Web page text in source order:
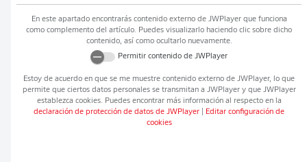
En este apartado encontrarás contenido externo de JWPlayerque funciona
como complemento del artículo. Puedes visualizarlo haciendo clic sobre dicho
contenido, así como ocultarlo nuevamente.
Permitir contenido de JWPlayer
Estoy de acuerdo en que se me muestre contenido externo de JWPlayer, lo que
permite que ciertos datos personales se transmitan a JWPlayery que JWPlayer
establezca cookies. Puedes encontrar más información al respecto en la
declaración de protección de datos de JWPlayer
Editar configuración de
cookies